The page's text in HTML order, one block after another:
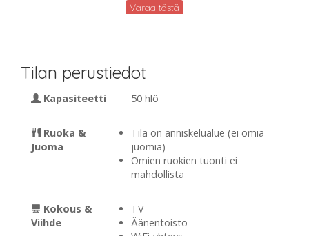
Varaa tästä
Tilan perustiedot
Kapasiteetti 50 hlö
Ruoka &
Juoma
Tila on anniskelualue (ei omia
juomia)
Omien ruokien tuonti ei
mahdollista
Kokous &
Viihde
TV
Äänentoisto